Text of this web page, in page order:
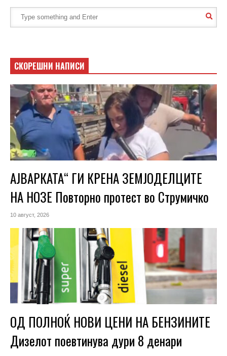
СКОРЕШНИ НАПИСИ
АЈВАРКАТА“ ГИ КРЕНА ЗЕМЈОДЕЛЦИТЕ
НА НОЗЕ Повторно протест во Струмичко
10 август, 2026
ОД ПОЛНОЌ НОВИ ЦЕНИ НА БЕНЗИНИТЕ
Дизелот поевтинува дури 8 денари